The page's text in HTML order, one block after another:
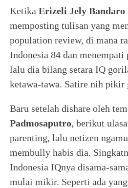
Ketika Erizeli Jely Bandaro
memposting tulisan yang
population review, di mana
Indonesia 84 dan
lalu dia bilang setara IQ
ketawa-tawa. Satire nih pikir
Baru setelah dishare oleh
Padmosaputro, berikut
parenting, lalu netizen
membully habis dia.
Indonesia IQnya disama-
mulai mikir. Seperti ada